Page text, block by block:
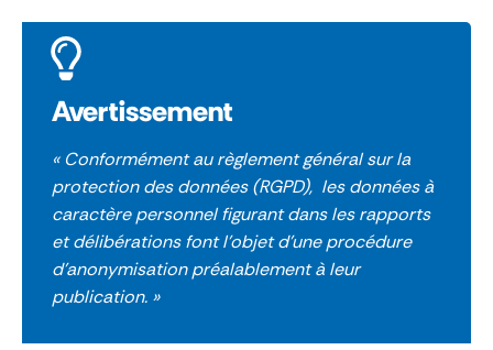
Avertissement
« Conformément au règlement général sur la
protection des données (RGPD), les données à
caractère personnel figurant dans les rapports
et délibérations font l’objet d’une procédure
d’anonymisation préalablement à leur
publication. »